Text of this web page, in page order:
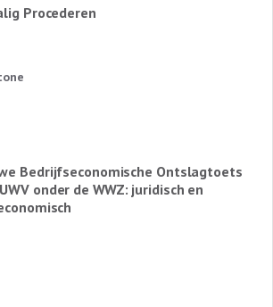
Procederen
Bedrijfseconomische Ontslagtoets
onder de WWZ: juridisch en